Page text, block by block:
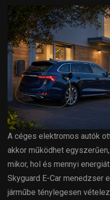
A céges elektromos autók
akkor működhet
mikor, hol és mennyi
Skyguard E-Car menedzser
járműbe ténylegesen